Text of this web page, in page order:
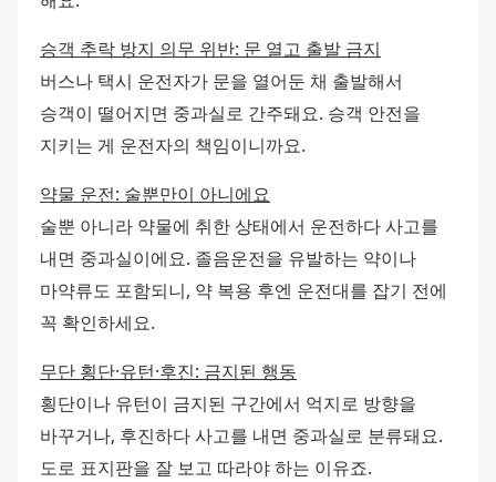
승객 추락 방지 의무 위반: 문 열고 출발 금지
버스나 택시 운전자가 문을 열어둔 채 출발해서
승객이 떨어지면 중과실로 간주돼요. 승객 안전을
지키는 게 운전자의 책임이니까요.
약물 운전: 술뿐만이 아니에요
술뿐 아니라 약물에 취한 상태에서 운전하다 사고를
내면 중과실이에요. 졸음운전을 유발하는 약이나
마약류도 포함되니, 약 복용 후엔 운전대를 잡기 전에
꼭 확인하세요.
무단 횡단·유턴·후진: 금지된 행동
횡단이나 유턴이 금지된 구간에서 억지로 방향을
바꾸거나, 후진하다 사고를 내면 중과실로 분류돼요.
도로 표지판을 잘 보고 따라야 하는 이유죠.